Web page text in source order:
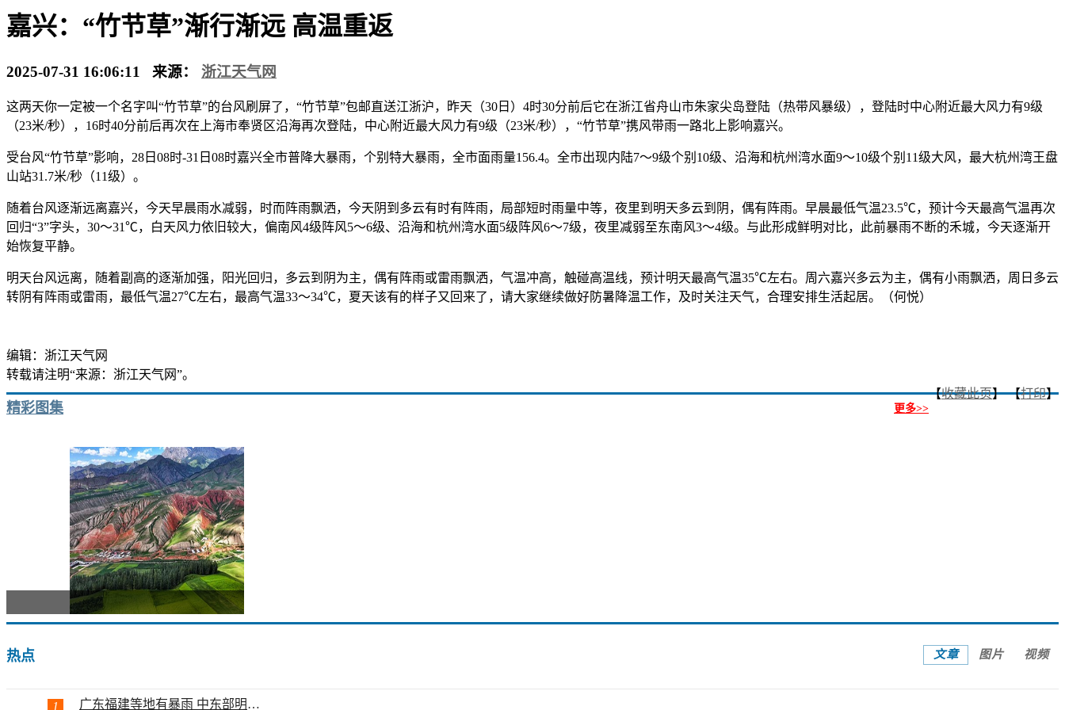
嘉兴：“竹节草”渐行渐远 高温重返
2025-07-31 16:06:11 来源： 浙江天气网
这两天你一定被一个名字叫“竹节草”的台风刷屏了，“竹节草”包邮直送江浙沪，昨天（30日）4时30分前后它在浙江省舟山市朱家尖岛登陆（热带风暴级），登陆时中心附近最大风力有9级
（23米/秒），16时40分前后再次在上海市奉贤区沿海再次登陆，中心附近最大风力有9级（23米/秒），“竹节草”携风带雨一路北上影响嘉兴。
受台风“竹节草”影响，28日08时-31日08时嘉兴全市普降大暴雨，个别特大暴雨，全市面雨量156.4。全市出现内陆7～9级个别10级、沿海和杭州湾水面9～10级个别11级大风，最大杭州湾王盘
山站31.7米/秒（11级）。
随着台风逐渐远离嘉兴，今天早晨雨水减弱，时而阵雨飘洒，今天阴到多云有时有阵雨，局部短时雨量中等，夜里到明天多云到阴，偶有阵雨。早晨最低气温23.5℃，预计今天最高气温再次
回归“3”字头，30～31℃，白天风力依旧较大，偏南风4级阵风5～6级、沿海和杭州湾水面5级阵风6～7级，夜里减弱至东南风3～4级。与此形成鲜明对比，此前暴雨不断的禾城，今天逐渐开
始恢复平静。
明天台风远离，随着副高的逐渐加强，阳光回归，多云到阴为主，偶有阵雨或雷雨飘洒，气温冲高，触碰高温线，预计明天最高气温35℃左右。周六嘉兴多云为主，偶有小雨飘洒，周日多云
转阴有阵雨或雷雨，最低气温27℃左右，最高气温33～34℃，夏天该有的样子又回来了，请大家继续做好防暑降温工作，及时关注天气，合理安排生活起居。（何悦）
编辑：浙江天气网
转载请注明“来源：浙江天气网”。
【收藏此页】 【打印】
更多>>
精彩图集
走进青海祁连 邂逅一场大自然的顶级配色 当小鸟与荷花同框 可爱值拉满
热点 视频
图片
文章
1 广东福建等地有暴雨 中东部明起大升...